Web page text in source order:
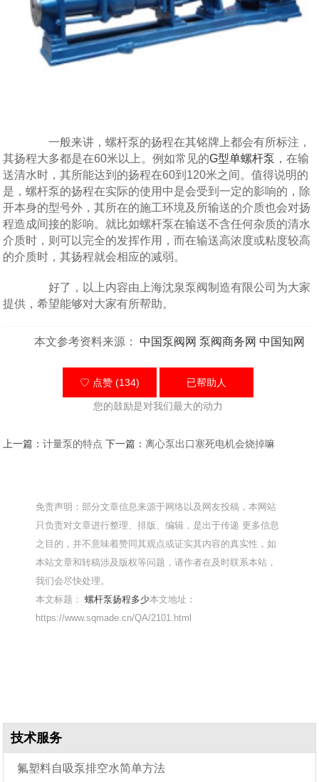
一般来讲，螺杆泵的扬程在其铭牌上都会有所标注，
其扬程大多都是在60米以上。例如常见的G型单螺杆泵 ，在输
送清水时，其所能达到的扬程在60到120米之间。值得说明的
是，螺杆泵的扬程在实际的使用中是会受到一定的影响的，除
开本身的型号外，其所在的施工环境及所输送的介质也会对扬
程造成间接的影响。就比如螺杆泵在输送不含任何杂质的清水
介质时，则可以完全的发挥作用，而在输送高浓度或粘度较高
的介质时，其扬程就会相应的减弱。
好了，以上内容由上海沈泉泵阀制造有限公司为大家
提供，希望能够对大家有所帮助。
本文参考资料来源： 中国泵阀网 泵阀商务网 中国知网
♡ 点赞 (134) 已帮助人
您的鼓励是对我们最大的动力
上一篇：计量泵的特点 下一篇：离心泵出口塞死电机会烧掉嘛
免责声明：部分文章信息来源于网络以及网友投稿，本网站
只负责对文章进行整理、排版、编辑，是出于传递 更多信息
之目的，并不意味着赞同其观点或证实其内容的真实性，如
本站文章和转稿涉及版权等问题，请作者在及时联系本站，
我们会尽快处理。
本文标题：螺杆泵扬程多少本文地址：
https://www.sqmade.cn/QA/2101.html
技术服务
氟塑料自吸泵排空水简单方法